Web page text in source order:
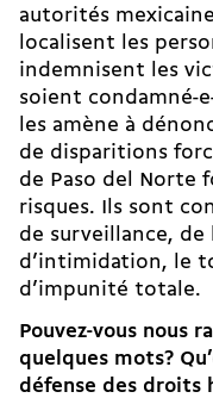
autorités
localisent les
indemnisent les
soient condamné-
les amène à
de disparitions
de Paso del Norte
risques. Ils sont
de surveillance, de
d’intimidation, le
d’impunité totale.
Pouvez-vous nous
quelques mots?
défense des droits